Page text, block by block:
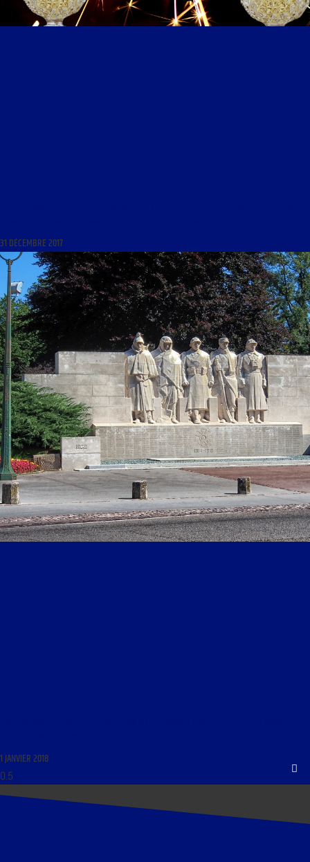
31 DÉCEMBRE 2017
1 JANVIER 2018